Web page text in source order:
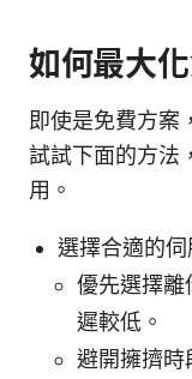
如何最大
即使是免費方案
試試下面的方法
用。
選擇合適的伺
優先選擇離
遲較低。
避開擁擠時